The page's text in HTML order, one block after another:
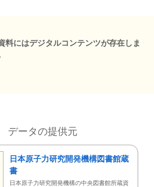
料にはデジタルコンテンツが存在しま
データの提供元
日本原子力研究開発機構図書館蔵
書
日本原子力研究開発機構の中央図書館所蔵資